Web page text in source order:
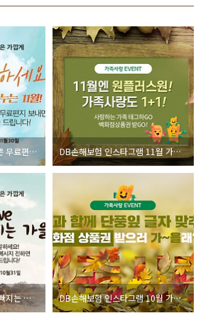
어머 이건 정말 대박!! 예쁜 무료편지만 써도?? 가족사랑 우체통 11월 카드 보내기 이벤트! DB손해보험 인스타그램 11월 가족사랑 이벤트!
Fall In Love 가족사랑에 빠지는 가을! 가족사랑 우체통 10월 카드 보내기 이벤트! DB손해보험 인스타그램 10월 가족사랑 이벤트!